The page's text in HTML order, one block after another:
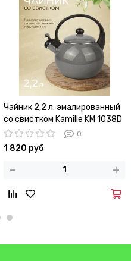
Чайник 2,2 л. эмалированный
со свистком Kamille KM 1038D
с черной бакелитовой ручкой
0
1 820 руб